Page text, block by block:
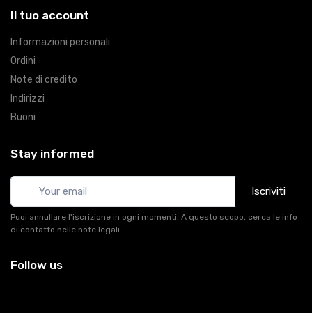
Il tuo account
Informazioni personali
Ordini
Note di credito
Indirizzi
Buoni
Stay informed
Iscriviti
Puoi annullare l'iscrizione in ogni momenti. A questo scopo, cerca le info
di contatto nelle note legali.
Follow us